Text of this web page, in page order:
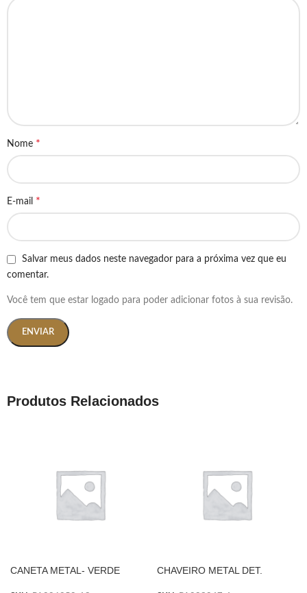
Nome *
E-mail *
Salvar meus dados neste navegador para a próxima vez que eu
comentar.
Você tem que estar logado para poder adicionar fotos à sua revisão.
Produtos Relacionados
CANETA METAL- VERDE
CHAVEIRO METAL DET.